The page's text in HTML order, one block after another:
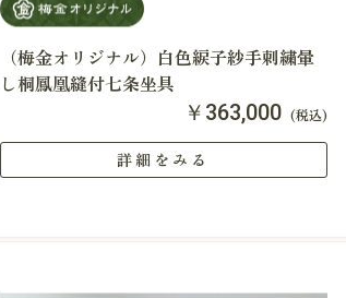
（梅金オリジナル）白色綟子紗手刺繍暈
し桐鳳凰縫付七条坐具
￥363,000 (税込)
詳細をみる